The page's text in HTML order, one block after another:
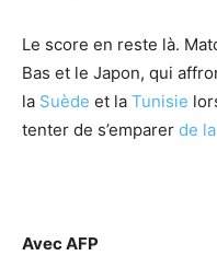
Le score en reste là.
Bas et le Japon, qui
la Suède et la Tunisie
tenter de s’emparer de
Avec AFP